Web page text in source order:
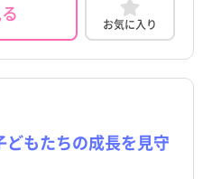
お気に入り
もたちの成長を見守